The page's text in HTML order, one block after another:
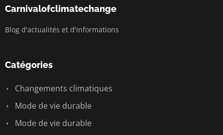
Carnivalofclimatechange
Blog d'actualités et d'informations
Catégories
Changements climatiques
Mode de vie durable
Mode de vie durable